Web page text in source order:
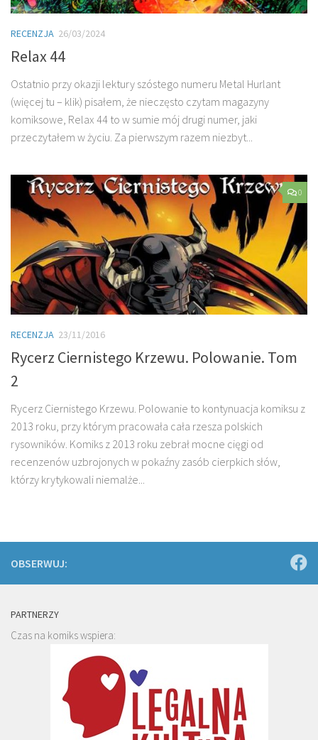
RECENZJA 26/03/2024
Relax 44
Ostatnio przy okazji lektury szóstego numeru Metal Hurlant
(więcej tu – klik) pisałem, że nieczęsto czytam magazyny
komiksowe, Relax 44 to w sumie mój drugi numer, jaki
przeczytałem w życiu. Za pierwszym razem niezbyt...
0
RECENZJA 23/11/2016
Rycerz Ciernistego Krzewu. Polowanie. Tom
2
Rycerz Ciernistego Krzewu. Polowanie to kontynuacja komiksu z
2013 roku, przy którym pracowała cała rzesza polskich
rysowników. Komiks z 2013 roku zebrał mocne cięgi od
recenzenów uzbrojonych w pokaźny zasób cierpkich słów,
którzy krytykowali niemalże...
OBSERWUJ:
PARTNERZY
Czas na komiks wspiera: